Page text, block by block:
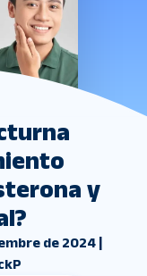
y
de 2024 |